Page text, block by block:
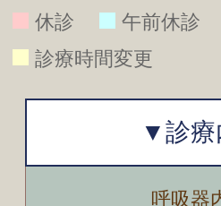
休診 午前休診
診療時間変更
診
呼吸器